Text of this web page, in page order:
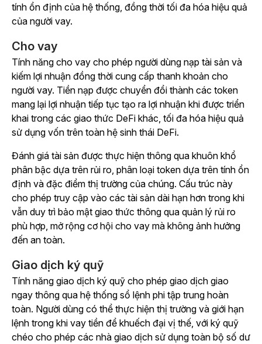
tính ổn định của hệ thống, đồng thời tối đa hóa hiệu quả
của người vay.
Cho vay
Tính năng cho vay cho phép người dùng nạp tài sản và
kiếm lợi nhuận đồng thời cung cấp thanh khoản cho
người vay. Tiền nạp được chuyển đổi thành các token
mang lại lợi nhuận tiếp tục tạo ra lợi nhuận khi được triển
khai trong các giao thức DeFi khác, tối đa hóa hiệu quả
sử dụng vốn trên toàn hệ sinh thái DeFi.
Đánh giá tài sản được thực hiện thông qua khuôn khổ
phân bậc dựa trên rủi ro, phân loại token dựa trên tính ổn
định và đặc điểm thị trường của chúng. Cấu trúc này
cho phép truy cập vào các tài sản dài hạn hơn trong khi
vẫn duy trì bảo mật giao thức thông qua quản lý rủi ro
phù hợp, mở rộng cơ hội cho vay mà không ảnh hưởng
đến an toàn.
Giao dịch ký quỹ
Tính năng giao dịch ký quỹ cho phép giao dịch giao
ngay thông qua hệ thống sổ lệnh phi tập trung hoàn
toàn. Người dùng có thể thực hiện thị trường và giới hạn
lệnh trong khi vay tiền để khuếch đại vị thế, với ký quỹ
chéo cho phép các nhà giao dịch sử dụng toàn bộ số dư